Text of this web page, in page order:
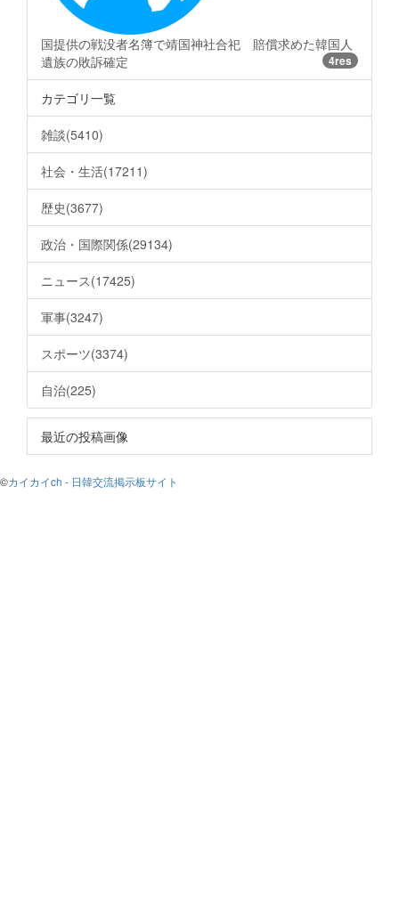
国提供の戦没者名簿で靖国神社合祀 賠償求めた韓国人
遺族の敗訴確定
4res
カテゴリ一覧
雑談(5410)
社会・生活(17211)
歴史(3677)
政治・国際関係(29134)
ニュース(17425)
軍事(3247)
スポーツ(3374)
自治(225)
最近の投稿画像
©カイカイch - 日韓交流掲示板サイト